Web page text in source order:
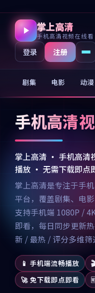
掌上高清
手机高清视频在线
登录 注册
剧集 电影 动漫
手机高清
掌上高清 · 手机高清
播放 · 无需下载即点
掌上高清是专注于手
平台，覆盖剧集、电
支持手机端 1080P /
即看，每日同步更新
新 / 最热 / 评分多维筛
📱 手机端流畅播放
🚀 免下载即点即看